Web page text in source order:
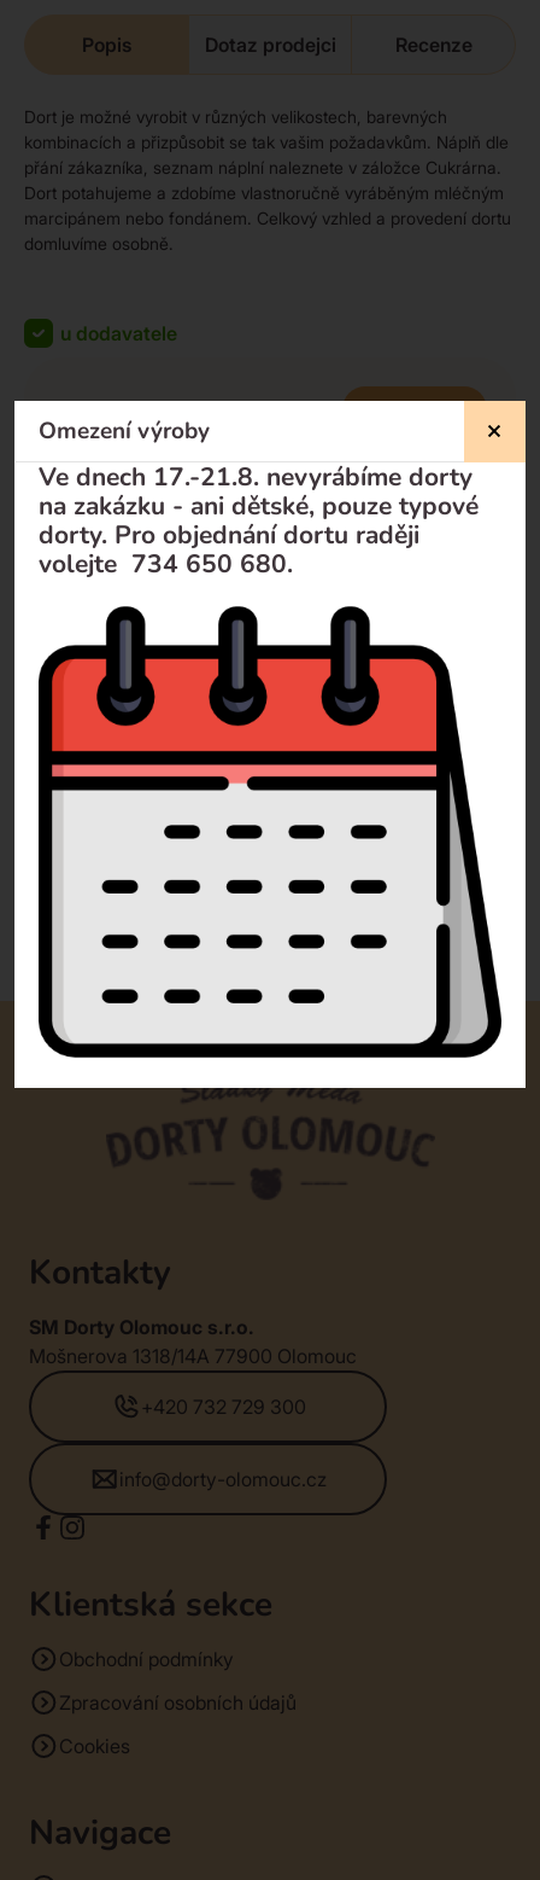
Popis Dotaz prodejci Recenze
Dort je možné vyrobit v různých velikostech, barevných
kombinacích a přizpůsobit se tak vašim požadavkům. Náplň dle
přání zákazníka, seznam náplní naleznete v záložce Cukrárna.
Dort potahujeme a zdobíme vlastnoručně vyráběným mléčným
marcipánem nebo fondánem. Celkový vzhled a provedení dortu
domluvíme osobně.
u dodavatele
zdarma
zdarma - +
Nevíte si rady?
Volejte
Pište
Kontakty
SM Dorty Olomouc s.r.o.
Mošnerova 1318/14A 77900 Olomouc
+420 732 729 300
info@dorty-olomouc.cz
Klientská sekce
Obchodní podmínky
Zpracování osobních údajů
Cookies
Navigace
Omezení výroby
Ve dnech 17.-21.8. nevyrábíme dorty
na zakázku - ani dětské, pouze typové
dorty. Pro objednání dortu raději
volejte 734 650 680.